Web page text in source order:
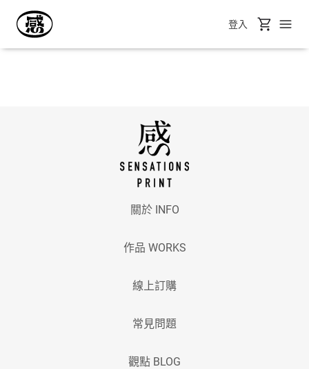
登入
關於 INFO
作品 WORKS
線上訂購
常見問題
觀點 BLOG